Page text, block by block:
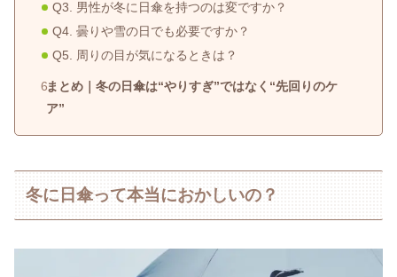
Q3. 男性が冬に日傘を持つのは変ですか？
Q4. 曇りや雪の日でも必要ですか？
Q5. 周りの目が気になるときは？
まとめ｜冬の日傘は“やりすぎ”ではなく“先回りのケ
ア”
冬に日傘って本当におかしいの？